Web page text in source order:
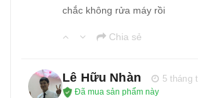
chắc không rửa máy rồi
Chia sẻ
Lê Hữu Nhàn
5 tháng
Đã mua sản phẩm này